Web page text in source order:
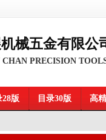
械五金有限公
PRECISION
28版 目录30版 高